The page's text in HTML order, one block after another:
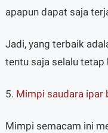
apapun dapat saja
Jadi, yang terbaik
tentu saja selalu tetap
5. Mimpi saudara ipar
Mimpi semacam ini